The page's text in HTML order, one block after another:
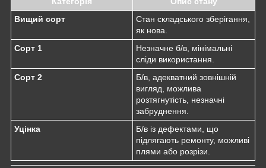
Вищий сорт
Стан складського зберігання,
як нова.
Сорт 1
Незначне б/в, мінімальні
сліди використання.
Сорт 2
Б/в, адекватний зовнішній
вигляд, можлива
розтягнутість, незначні
забруднення.
Уцінка
Б/в із дефектами, що
підлягають ремонту, можливі
плями або розрізи.